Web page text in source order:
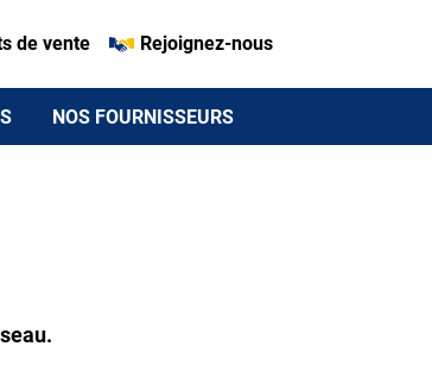
de vente Rejoignez-nous
NOS FOURNISSEURS